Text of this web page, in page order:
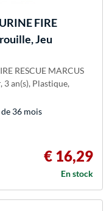
FIRE
Jeu
RESCUE MARCUS
an(s), Plastique,
36 mois
€ 16,29
En stock